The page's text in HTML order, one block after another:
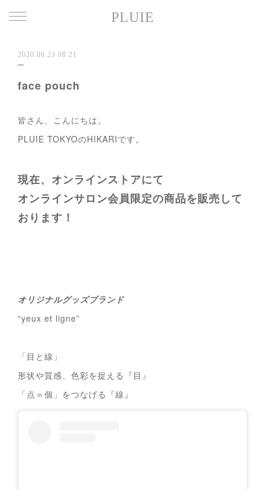
PLUIE
2020.08.23 08:21
face pouch
皆さん、こんにちは。
PLUIE TOKYOのHIKARIです。
現在、オンラインストアにて
オンラインサロン会員限定の商品を販売して
おります！
オリジナルグッズブランド
“yeux et ligne”
「目と線」
形状や質感、色彩を捉える『目』
「点＝個」をつなげる『線』